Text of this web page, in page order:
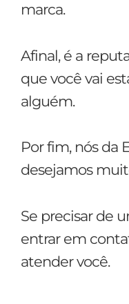
marca.
Afinal, é a
que você vai
alguém.
Por fim, nós da
desejamos
Se precisar de
entrar em
atender você.